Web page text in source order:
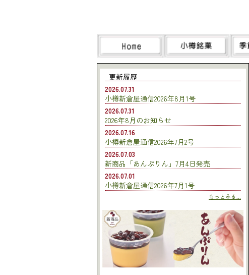
更新履歴
2026.07.31
小樽新倉屋通信2026年8月1号
2026.07.31
2026年8月のお知らせ
2026.07.16
小樽新倉屋通信2026年7月2号
2026.07.03
新商品「あんぷりん」7月4日発売
2026.07.01
小樽新倉屋通信2026年7月1号
もっとみる...